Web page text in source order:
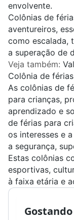
envolvente.
Colônias de
aventureiros,
como escalada,
a superação de
Veja também:
Colônia de
As colônias de
para crianças,
aprendizado e
de férias para
os interesses e
a segurança,
Estas colônias
esportivas,
à faixa etária e